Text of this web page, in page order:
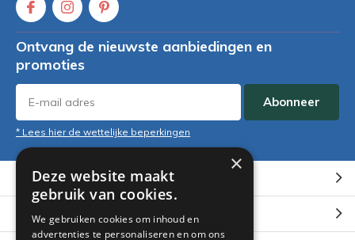
Ontvang de nieuwste aanbiedingen en
promoties
Abonneer
* Lees hier de wettelijke beperkingen
Klantenservice
Mijn account
×
Deze website maakt
gebruik van cookies.
We gebruiken cookies om inhoud en
advertenties te personaliseren en om ons